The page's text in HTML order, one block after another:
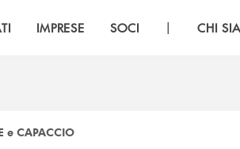
IMPRESE SOCI | CHI
e CAPACCIO